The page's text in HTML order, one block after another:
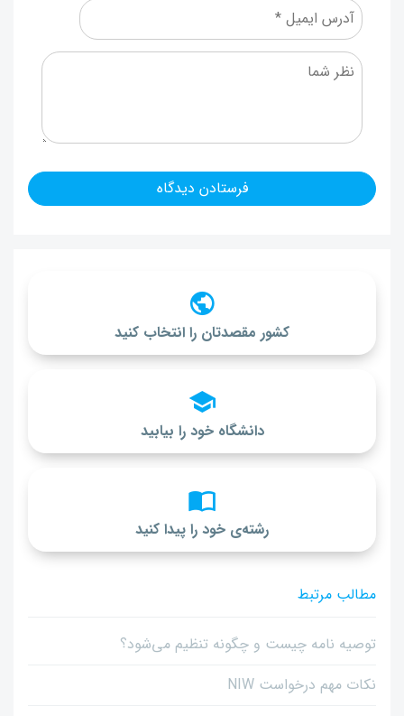
کشور مقصدتان را انتخاب کنید
دانشگاه خود را بیابید
رشته‌ی خود را پیدا کنید
مطالب مرتبط
توصیه نامه چیست و چگونه تنظیم می‌شود؟
نکات مهم درخواست NIW